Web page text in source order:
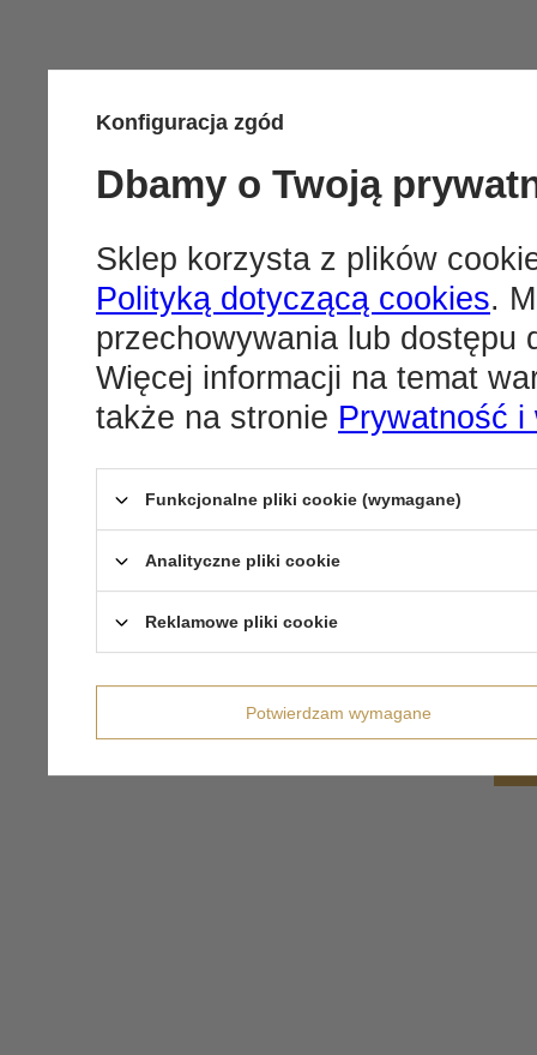
Konfiguracja zgód
Dbamy o Twoją
Sklep korzysta z plików
Polityką dotyczącą cookies.
przechowywania lub dostępu
Więcej informacji na temat
także na stronie Prywatność i
Funkcjonalne pliki cookie (wymagane)
Analityczne pliki cookie
Reklamowe pliki cookie
Potwierdzam wymagane